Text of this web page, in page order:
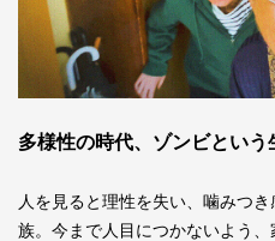
多様性の時代、ゾンビという
人を見ると理性を失い、噛みつ
族。今まで人目につかないよう